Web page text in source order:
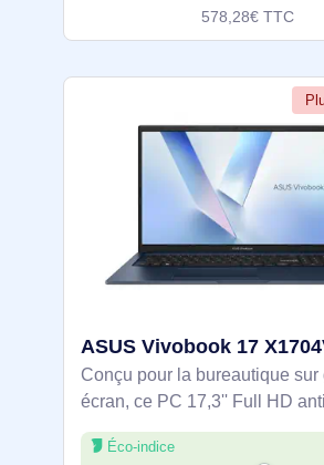
578,28€ TTC
Conçu pour la bureautique sur
écran, ce PC 17,3'' Full HD
associe un Intel Core 3 100U
jusqu’à 4,7 GHz), 8 Go DDR5
Éco-indice